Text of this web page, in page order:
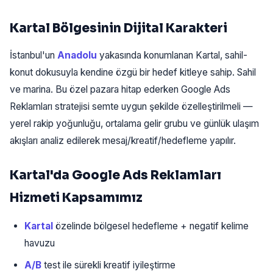
Kartal Bölgesinin Dijital Karakteri
İstanbul'un Anadolu yakasında konumlanan Kartal, sahil-
konut dokusuyla kendine özgü bir hedef kitleye sahip. Sahil
ve marina. Bu özel pazara hitap ederken Google Ads
Reklamları stratejisi semte uygun şekilde özelleştirilmeli —
yerel rakip yoğunluğu, ortalama gelir grubu ve günlük ulaşım
akışları analiz edilerek mesaj/kreatif/hedefleme yapılır.
Kartal'da Google Ads Reklamları
Hizmeti Kapsamımız
Kartal özelinde bölgesel hedefleme + negatif kelime
havuzu
A/B test ile sürekli kreatif iyileştirme